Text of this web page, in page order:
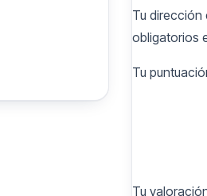
María
02/02/
Tu dirección
obligatorios
Tu
Tu